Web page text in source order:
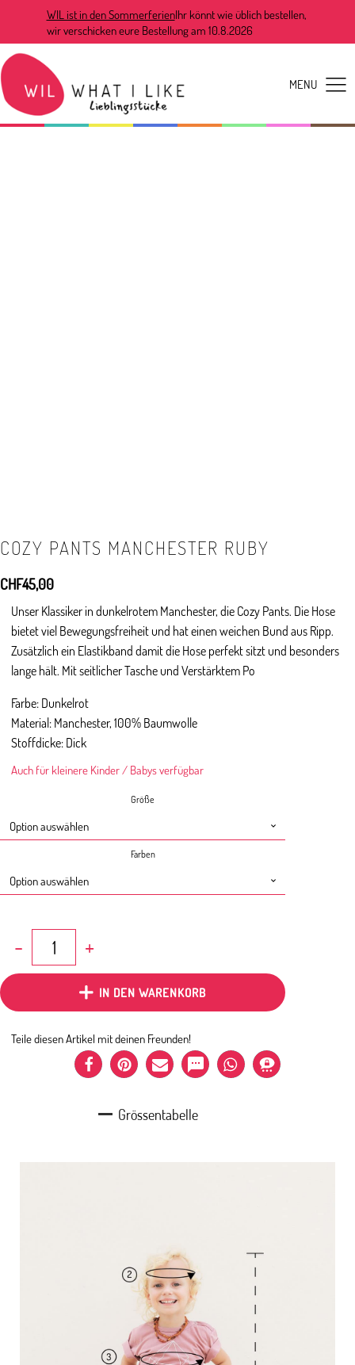
WIL ist in den SommerferienIhr könnt wie üblich bestellen,
wir verschicken eure Bestellung am 10.8.2026
COZY PANTS MANCHESTER RUBY
CHF45,00
Unser Klassiker in dunkelrotem Manchester, die Cozy Pants. Die Hose
bietet viel Bewegungsfreiheit und hat einen weichen Bund aus Ripp.
Zusätzlich ein Elastikband damit die Hose perfekt sitzt und besonders
lange hält. Mit seitlicher Tasche und Verstärktem Po
Farbe: Dunkelrot
Material: Manchester, 100% Baumwolle
Stoffdicke: Dick
Auch für kleinere Kinder / Babys verfügbar
Größe
Farben
Manchester
IN DEN WARENKORB
Teile diesen Artikel mit deinen Freunden!
Grössentabelle